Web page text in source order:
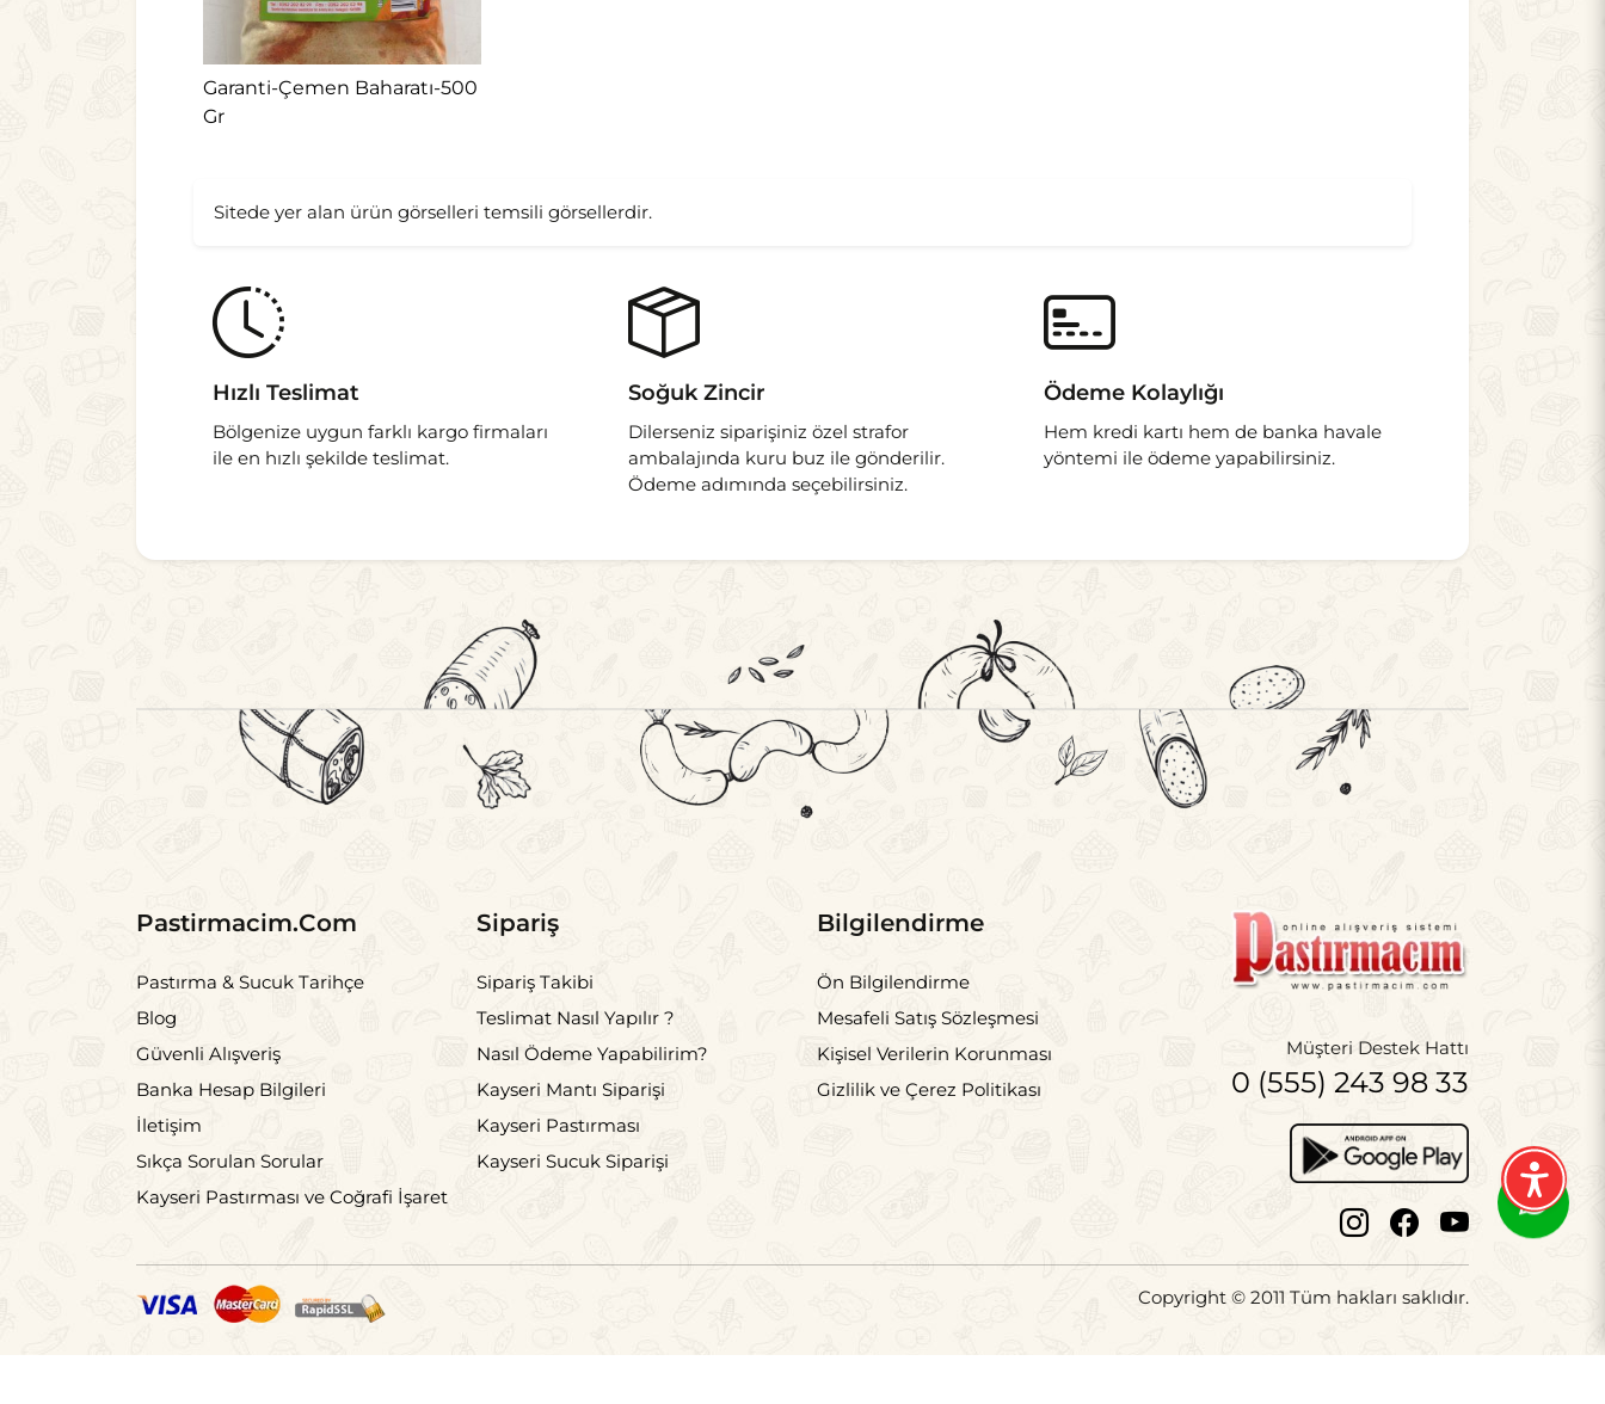
Garanti-Çemen Baharatı-500
Gr
Sitede yer alan ürün görselleri temsili görsellerdir.
Hızlı Teslimat
Bölgenize uygun farklı kargo firmaları
ile en hızlı şekilde teslimat.
Soğuk Zincir
Dilerseniz siparişiniz özel strafor
ambalajında kuru buz ile gönderilir.
Ödeme adımında seçebilirsiniz.
Ödeme Kolaylığı
Hem kredi kartı hem de banka havale
yöntemi ile ödeme yapabilirsiniz.
Pastirmacim.Com
Pastırma & Sucuk Tarihçe
Blog
Güvenli Alışveriş
Banka Hesap Bilgileri
İletişim
Sıkça Sorulan Sorular
Kayseri Pastırması ve Coğrafi İşaret
Sipariş
Sipariş Takibi
Teslimat Nasıl Yapılır ?
Nasıl Ödeme Yapabilirim?
Kayseri Mantı Siparişi
Kayseri Pastırması
Kayseri Sucuk Siparişi
Bilgilendirme
Ön Bilgilendirme
Mesafeli Satış Sözleşmesi
Kişisel Verilerin Korunması
Gizlilik ve Çerez Politikası
Müşteri Destek Hattı
0 (555) 243 98 33
Copyright © 2011 Tüm hakları saklıdır.